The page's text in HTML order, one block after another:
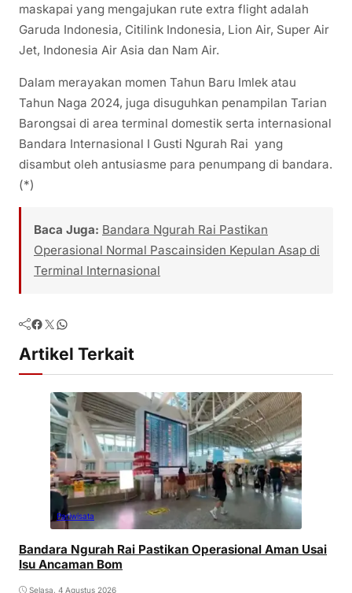
maskapai yang mengajukan rute extra flight adalah
Garuda Indonesia, Citilink Indonesia, Lion Air, Super Air
Jet, Indonesia Air Asia dan Nam Air.
Dalam merayakan momen Tahun Baru Imlek atau
Tahun Naga 2024, juga disuguhkan penampilan Tarian
Barongsai di area terminal domestik serta internasional
Bandara Internasional I Gusti Ngurah Rai yang
disambut oleh antusiasme para penumpang di bandara.
(*)
Baca Juga: Bandara Ngurah Rai Pastikan
Operasional Normal Pascainsiden Kepulan Asap di
Terminal Internasional
Facebook Twitter WhatsApp
Artikel Terkait
Pariwisata
Bandara Ngurah Rai Pastikan Operasional Aman Usai
Isu Ancaman Bom
Selasa, 4 Agustus 2026